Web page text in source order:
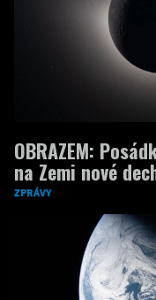
OBRAZEM:
na Zemi nové
ZPRÁVY